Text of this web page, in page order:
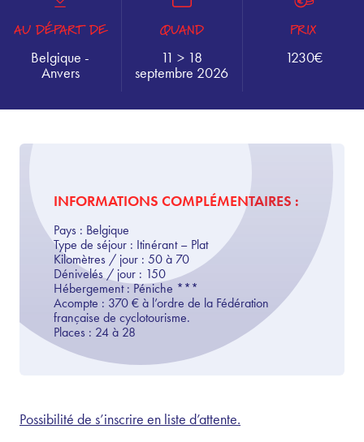
AU DÉPART DE
Belgique -
Anvers
QUAND
11 > 18
septembre 2026
PRIX
1230€
INFORMATIONS COMPLÉMENTAIRES :
Pays : Belgique
Type de séjour : Itinérant – Plat
Kilomètres / jour : 50 à 70
Dénivelés / jour : 150
Hébergement :Péniche ***
Acompte : 370€ à l’ordre de la Fédération
française de cyclotourisme.
Places : 24 à 28
Possibilité de s’inscrire en liste d’attente.